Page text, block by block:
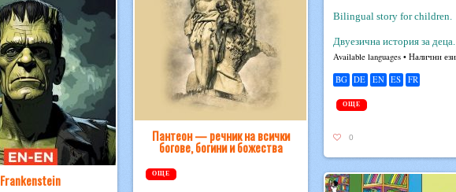
Frankenstein
Пантеон — речник на всички
богове, богини и божества
ОЩЕ
Bilingual story for children.
Двуезична история за деца.
Avail­able lan­guages • Налични
BG DE EN ES FR
ОЩЕ
0